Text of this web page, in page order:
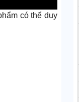
có thể duy